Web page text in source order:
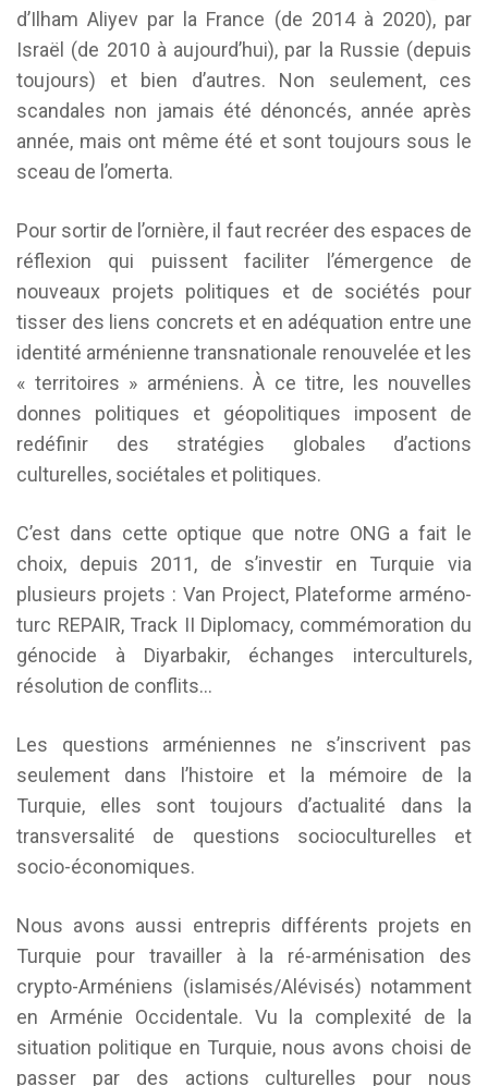
d’Ilham Aliyev par la France (de 2014 à 2020), par
Israël (de 2010 à aujourd’hui), par la Russie (depuis
toujours) et bien d’autres. Non seulement, ces
scandales non jamais été dénoncés, année après
année, mais ont même été et sont toujours sous le
sceau de l’omerta.
Pour sortir de l’ornière, il faut recréer des espaces de
réflexion qui puissent faciliter l’émergence de
nouveaux projets politiques et de sociétés pour
tisser des liens concrets et en adéquation entre une
identité arménienne transnationale renouvelée et les
« territoires » arméniens. À ce titre, les nouvelles
donnes politiques et géopolitiques imposent de
redéfinir des stratégies globales d’actions
culturelles, sociétales et politiques.
C’est dans cette optique que notre ONG a fait le
choix, depuis 2011, de s’investir en Turquie via
plusieurs projets : Van Project, Plateforme arméno-
turc REPAIR, Track II Diplomacy, commémoration du
génocide à Diyarbakir, échanges interculturels,
résolution de conflits…
Les questions arméniennes ne s’inscrivent pas
seulement dans l’histoire et la mémoire de la
Turquie, elles sont toujours d’actualité dans la
transversalité de questions socioculturelles et
socio-économiques.
Nous avons aussi entrepris différents projets en
Turquie pour travailler à la ré-arménisation des
crypto-Arméniens (islamisés/Alévisés) notamment
en Arménie Occidentale. Vu la complexité de la
situation politique en Turquie, nous avons choisi de
passer par des actions culturelles pour nous